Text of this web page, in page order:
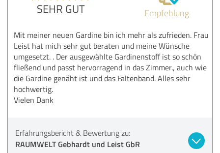
SEHR GUT Empfehlung
Mit meiner neuen Gardine bin ich mehr als zufrieden. Frau
Leist hat mich sehr gut beraten und meine Wünsche
umgesetzt. . Der ausgewählte Gardinenstoff ist so schön
fließend und passt hervorragend in das Zimmer., auch wie
die Gardine genäht ist und das Faltenband. Alles sehr
hochwertig.
Vielen Dank
Erfahrungsbericht & Bewertung zu:
RAUMWELT Gebhardt und Leist GbR